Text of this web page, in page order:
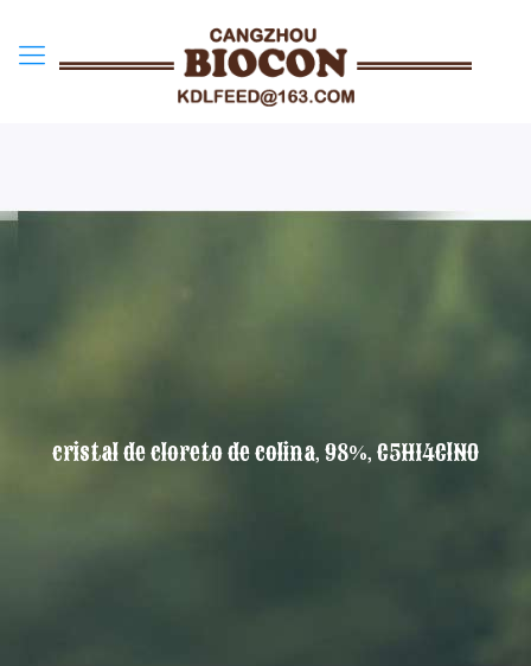
cristal de cloreto de colina, 98%, C5H14ClNO